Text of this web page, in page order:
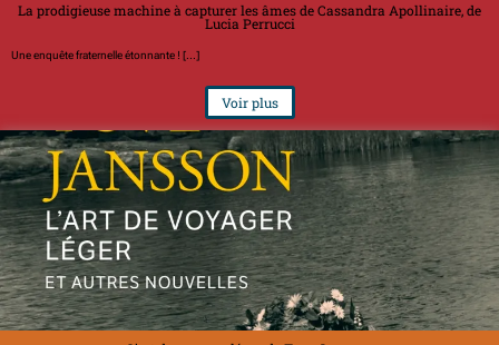
La prodigieuse machine à capturer les âmes de Cassandra Apollinaire, de
Lucia Perrucci
Une enquête fraternelle étonnante ! [...]
Voir plus